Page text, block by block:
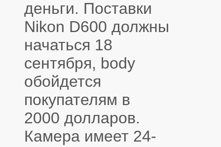
деньги. Поставки
Nikon D600 должны
начаться 18
сентября, body
обойдется
покупателям в
2000 долларов.
Камера имеет 24-